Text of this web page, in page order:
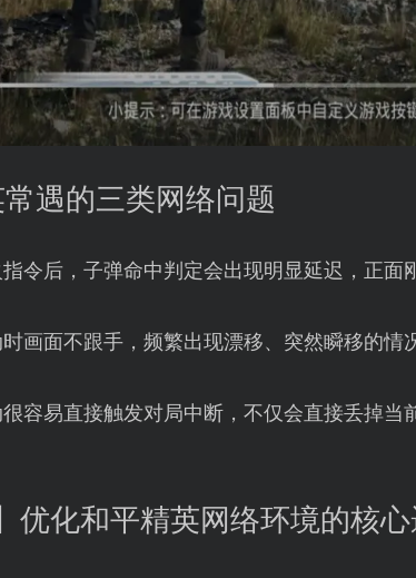
遇的三类网络问题
令后，子弹命中判定会出现明显延迟，正面
画面不跟手，频繁出现漂移、突然瞬移的情
容易直接触发对局中断，不仅会直接丢掉
优化和平精英网络环境的核